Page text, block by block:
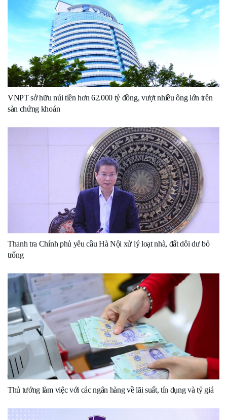
VNPT sở hữu núi tiền hơn 62.000 tỷ đồng, vượt nhiều ông lớn trên
sàn chứng khoán
Thanh tra Chính phủ yêu cầu Hà Nội xử lý loạt nhà, đất dôi dư bỏ
trống
Thủ tướng làm việc với các ngân hàng về lãi suất, tín dụng và tỷ giá